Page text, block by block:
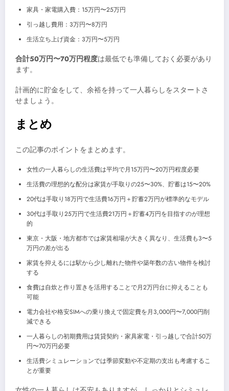
家具・家電購入費：15万円〜25万円
引っ越し費用：3万円〜8万円
生活立ち上げ資金：3万円〜5万円
合計50万円〜70万円程度は最低でも準備しておく必要があり
ます。
計画的に貯金をして、余裕を持って一人暮らしをスタートさ
せましょう。
まとめ
この記事のポイントをまとめます。
女性の一人暮らしの生活費は平均で月15万円〜20万円程度必要
生活費の理想的な配分は家賃が手取りの25〜30%、貯蓄は15〜20%
20代は手取り18万円で生活費16万円＋貯蓄2万円が標準的なモデル
30代は手取り25万円で生活費21万円＋貯蓄4万円を目指すのが理想
的
東京・大阪・地方都市では家賃相場が大きく異なり、生活費も3〜5
万円の差が出る
家賃を抑えるには駅から少し離れた物件や築年数の古い物件を検討
する
食費は自炊と作り置きを活用することで月2万円台に抑えることも
可能
電力会社や格安SIMへの乗り換えで固定費を月3,000円〜7,000円削
減できる
一人暮らしの初期費用は賃貸契約・家具家電・引っ越しで合計50万
円〜70万円必要
生活費シミュレーションでは季節変動や不定期の支出も考慮するこ
とが重要